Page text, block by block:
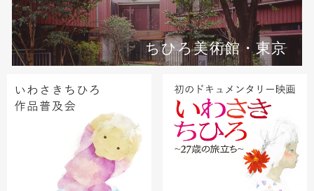
ちひろ美術館・東京